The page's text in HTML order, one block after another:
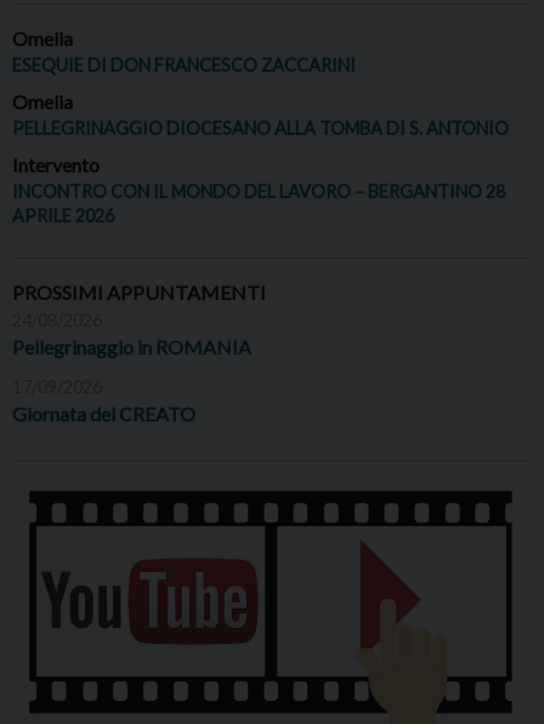
Omelia
ESEQUIE DI DON FRANCESCO ZACCARINI
Omelia
PELLEGRINAGGIO DIOCESANO ALLA TOMBA DI S. ANTONIO
Intervento
INCONTRO CON IL MONDO DEL LAVORO – BERGANTINO 28
APRILE 2026
PROSSIMI APPUNTAMENTI
Pellegrinaggio in ROMANIA
Giornata del CREATO